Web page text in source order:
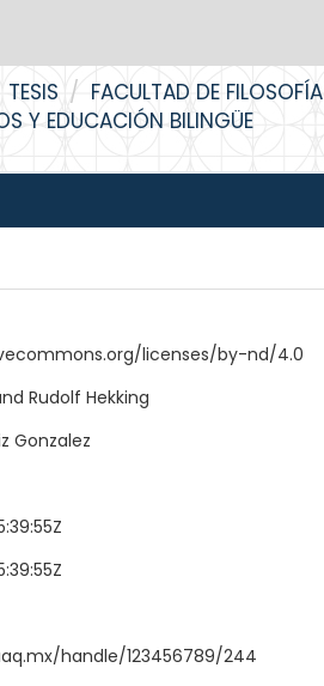
TESIS FACULTAD DE FILOSOFÍA
Y EDUCACIÓN BILINGÜE
licenses/by-nd/4.0
Rudolf Hekking
Gonzalez
handle/123456789/244